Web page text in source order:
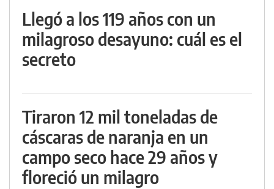
Llegó a los 119 años con un
milagroso desayuno: cuál es el
secreto
Tiraron 12 mil toneladas de
cáscaras de naranja en un
campo seco hace 29 años y
floreció un milagro